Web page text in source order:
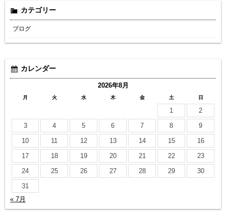
カテゴリー
ブログ
カレンダー
2026年8月
月 火 水 木 金 土 日
1
2
3
4 5 6 7 8
9
10
11 12 13 14 15
16
17
18 19 20 21 22
23
24
25 26 27 28 29
30
31
« 7月